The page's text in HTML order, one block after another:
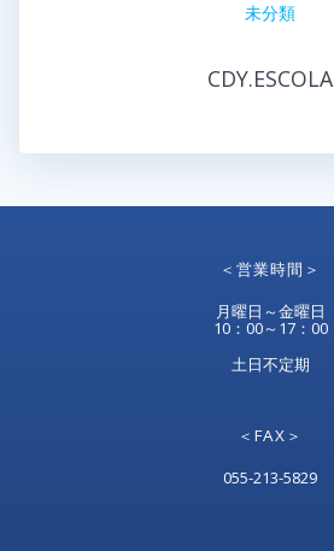
未分類
CDY.ESCOLA
＜営業時間＞
月曜日～金曜日
10：00～17：00
土日不定期
＜FAX＞
055-213-5829